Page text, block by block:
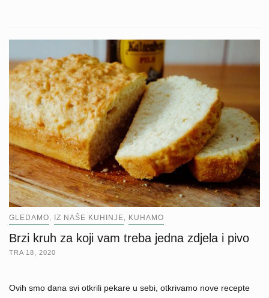
GLEDAMO IZ NAŠE KUHINJE KUHAMO
Brzi kruh za koji vam treba jedna zdjela i pivo
TRA 18, 2020
Ovih smo dana svi otkrili pekare u sebi, otkrivamo nove recepte